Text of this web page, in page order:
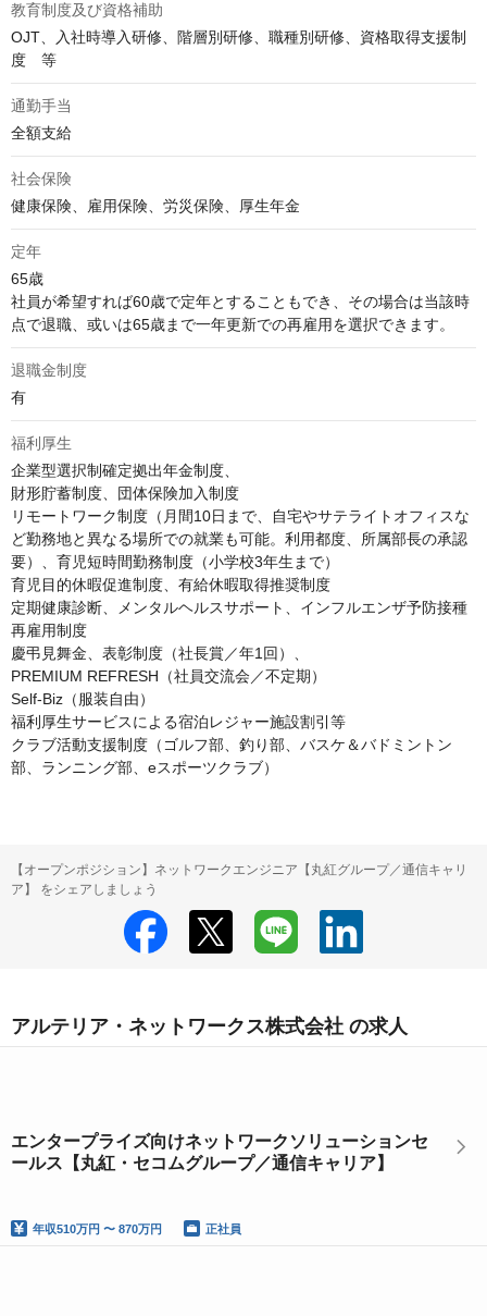
教育制度及び資格補助
OJT、入社時導入研修、階層別研修、職種別研修、資格取得支援制
度　等
通勤手当
全額支給
社会保険
健康保険、雇用保険、労災保険、厚生年金
定年
65歳
社員が希望すれば60歳で定年とすることもでき、その場合は当該時
点で退職、或いは65歳まで一年更新での再雇用を選択できます。
退職金制度
有
福利厚生
企業型選択制確定拠出年金制度、
財形貯蓄制度、団体保険加入制度
リモートワーク制度（月間10日まで、自宅やサテライトオフィスな
ど勤務地と異なる場所での就業も可能。利用都度、所属部長の承認
要）、育児短時間勤務制度（小学校3年生まで）
育児目的休暇促進制度、有給休暇取得推奨制度
定期健康診断、メンタルヘルスサポート、インフルエンザ予防接種
再雇用制度
慶弔見舞金、表彰制度（社長賞／年1回）、
PREMIUM REFRESH（社員交流会／不定期）
Self-Biz（服装自由）
福利厚生サービスによる宿泊レジャー施設割引等
クラブ活動支援制度（ゴルフ部、釣り部、バスケ＆バドミントン
部、ランニング部、eスポーツクラブ）
【オープンポジション】ネットワークエンジニア【丸紅グループ／通信キャリ
ア】 をシェアしましょう
アルテリア・ネットワークス株式会社 の求人
エンタープライズ向けネットワークソリューションセ
ールス【丸紅・セコムグループ／通信キャリア】
年収510万円 〜 870万円 正社員